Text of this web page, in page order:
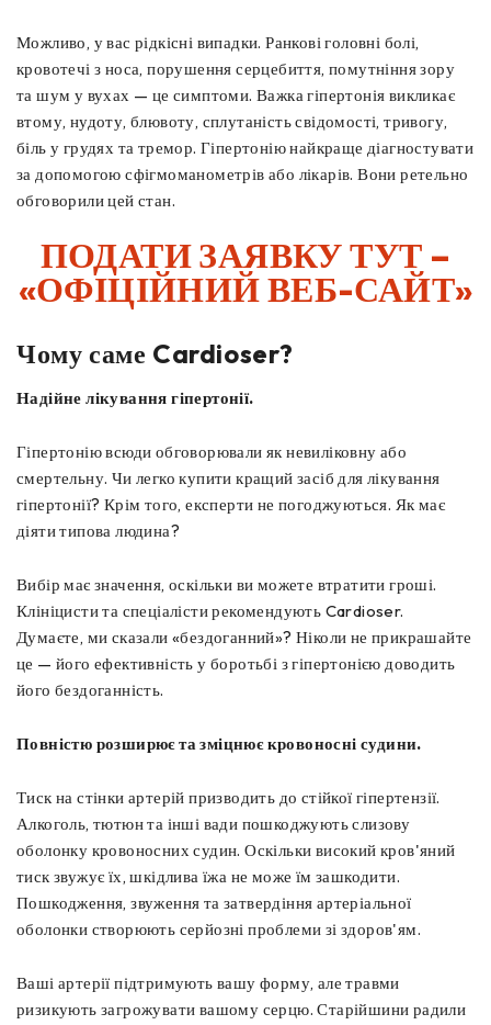
Можливо, у вас рідкісні випадки. Ранкові головні болі,
кровотечі з носа, порушення серцебиття, помутніння зору
та шум у вухах — це симптоми. Важка гіпертонія викликає
втому, нудоту, блювоту, сплутаність свідомості, тривогу,
біль у грудях та тремор. Гіпертонію найкраще діагностувати
за допомогою сфігмоманометрів або лікарів. Вони ретельно
обговорили цей стан.
ПОДАТИ ЗАЯВКУ ТУТ –
«ОФІЦІЙНИЙ ВЕБ-САЙТ»
Чому саме Cardioser?
Надійне лікування гіпертонії.
Гіпертонію всюди обговорювали як невиліковну або
смертельну. Чи легко купити кращий засіб для лікування
гіпертонії? Крім того, експерти не погоджуються. Як має
діяти типова людина?
Вибір має значення, оскільки ви можете втратити гроші.
Клініцисти та спеціалісти рекомендують Cardioser.
Думаєте, ми сказали «бездоганний»? Ніколи не прикрашайте
це — його ефективність у боротьбі з гіпертонією доводить
його бездоганність.
Повністю розширює та зміцнює кровоносні судини.
Тиск на стінки артерій призводить до стійкої гіпертензії.
Алкоголь, тютюн та інші вади пошкоджують слизову
оболонку кровоносних судин. Оскільки високий кров'яний
тиск звужує їх, шкідлива їжа не може їм зашкодити.
Пошкодження, звуження та затвердіння артеріальної
оболонки створюють серйозні проблеми зі здоров'ям.
Ваші артерії підтримують вашу форму, але травми
ризикують загрожувати вашому серцю. Старійшини радили